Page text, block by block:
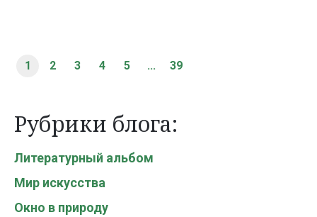
1 2 3 4 5 ... 39
Рубрики блога:
Литературный альбом
Мир искусства
Окно в природу